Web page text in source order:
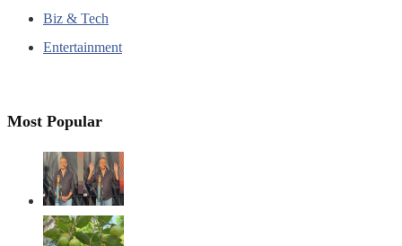
Biz & Tech
Entertainment
Most Popular